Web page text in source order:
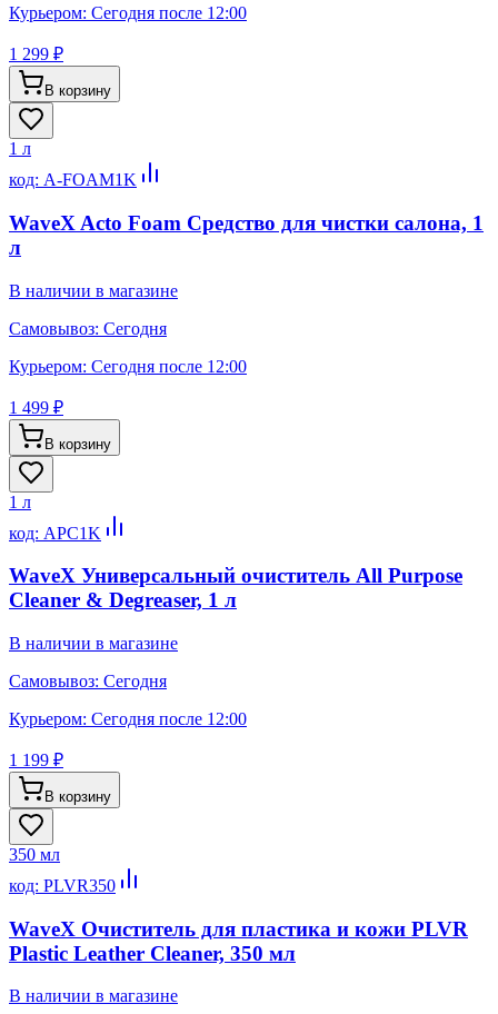
Курьером: Сегодня после 12:00
1 299 ₽
В корзину
1 л
код: A-FOAM1K
WaveX Acto Foam Средство для чистки салона, 1
л
В наличии в магазине
Самовывоз: Сегодня
Курьером: Сегодня после 12:00
1 499 ₽
В корзину
1 л
код: APC1K
WaveX Универсальный очиститель All Purpose
Cleaner & Degreaser, 1 л
В наличии в магазине
Самовывоз: Сегодня
Курьером: Сегодня после 12:00
1 199 ₽
В корзину
350 мл
код: PLVR350
WaveX Очиститель для пластика и кожи PLVR
Plastic Leather Cleaner, 350 мл
В наличии в магазине